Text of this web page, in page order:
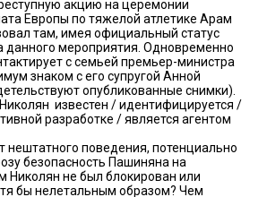
акцию на церемонии
Европы по тяжелой атлетике Арам
там, имея официальный статус
данного мероприятия. Одновременно
с семьей премьер-министра
знаком с его супругой Анной
опубликованные снимки).
известен / идентифицируется /
разработке / является агентом
нештатного поведения, потенциально
безопасность Пашиняна на
Николян не был блокирован или
бы нелетальным образом? Чем